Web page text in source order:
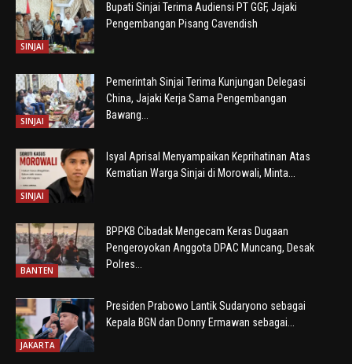
SINJAI
Bupati Sinjai Terima Audiensi PT GGF, Jajaki
Pengembangan Pisang Cavendish
SINJAI
Pemerintah Sinjai Terima Kunjungan Delegasi
China, Jajaki Kerja Sama Pengembangan
Bawang...
SINJAI
Isyal Aprisal Menyampaikan Keprihatinan Atas
Kematian Warga Sinjai di Morowali, Minta...
BANTEN
BPPKB Cibadak Mengecam Keras Dugaan
Pengeroyokan Anggota DPAC Muncang, Desak
Polres...
JAKARTA
Presiden Prabowo Lantik Sudaryono sebagai
Kepala BGN dan Donny Ermawan sebagai...